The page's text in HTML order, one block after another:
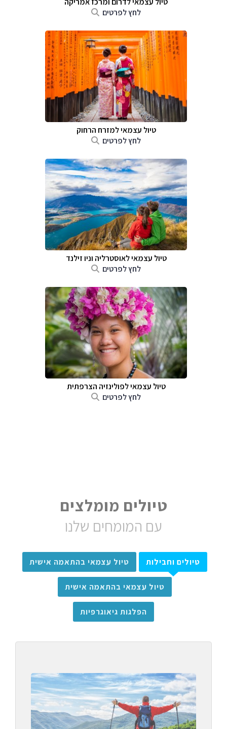
לחץ לפרטים
טיול עצמאי למזרח הרחוק
לחץ לפרטים
טיול עצמאי לאוסטרליה וניו זילנד
לחץ לפרטים
טיול עצמאי לפולינזיה הצרפתית
לחץ לפרטים
טיולים מומלצים
עם המומחים שלנו
טיולים וחבילות טיול עצמאי בהתאמה אישית
טיול עצמאי בהתאמה אישית
הפלגות גיאוגרפיות